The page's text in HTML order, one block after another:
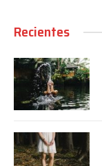
Recientes